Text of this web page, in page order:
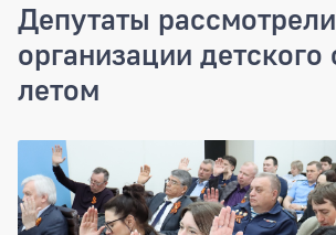
Депутаты
организации детского
летом
Депутаты рассмотрели